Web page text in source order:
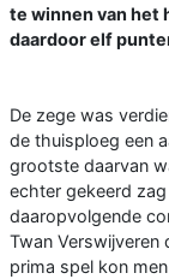
te winnen van het
daardoor elf
De zege was
de thuisploeg een
grootste daarvan
echter gekeerd
daaropvolgende
Twan
prima spel kon